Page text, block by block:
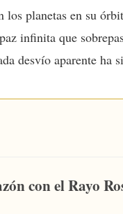
planetas en su
infinita que
desvío aparente
con el Rayo